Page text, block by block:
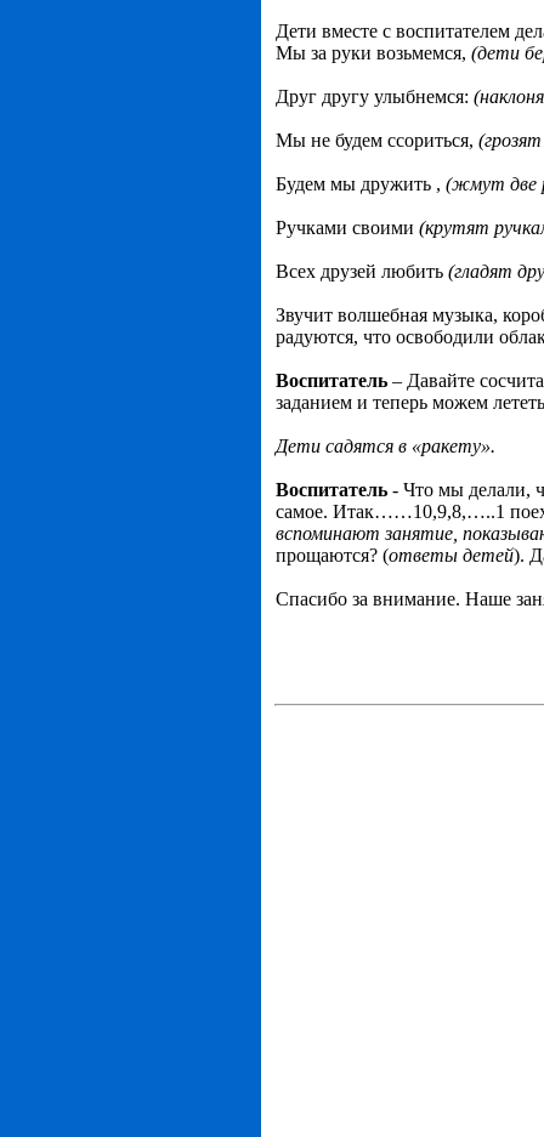
Дети вместе с воспитателем
Мы за руки возьмемся, (дети
Друг другу улыбнемся:
Мы не будем ссориться,
Будем мы дружить , (жмут две
Ручками своими (крутят
Всех друзей любить (гладят
Звучит волшебная музыка,
радуются, что освободили
Воспитатель – Давайте
заданием и теперь можем
Дети садятся в «ракету».
Воспитатель - Что мы делали,
самое. Итак……10,9,8,…..1
вспоминают занятие,
прощаются? (ответы детей).
Спасибо за внимание. Наше